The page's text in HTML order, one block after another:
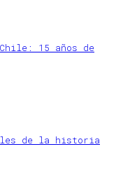
15 años de
de la historia